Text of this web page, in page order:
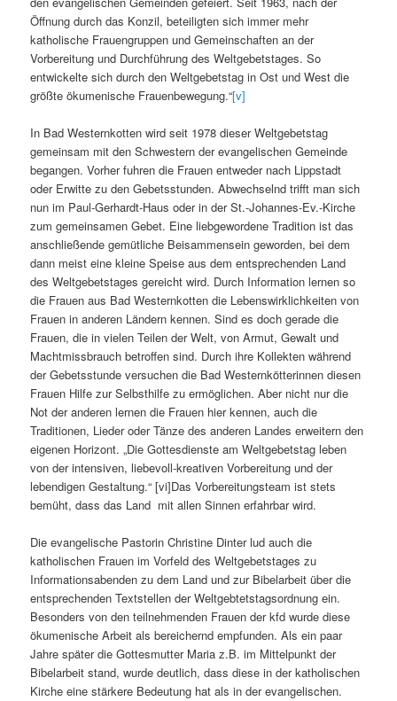
Öffnung durch das Konzil, beteiligten sich immer mehr
katholische Frauengruppen und Gemeinschaften an der
Vorbereitung und Durchführung des Weltgebetstages. So
entwickelte sich durch den Weltgebetstag in Ost und West die
größte ökumenische Frauenbewegung.“[v]
In Bad Westernkotten wird seit 1978 dieser Weltgebetstag
gemeinsam mit den Schwestern der evangelischen Gemeinde
begangen. Vorher fuhren die Frauen entweder nach Lippstadt
oder Erwitte zu den Gebetsstunden. Abwechselnd trifft man sich
nun im Paul-Gerhardt-Haus oder in der St.-Johannes-Ev.-Kirche
zum gemeinsamen Gebet. Eine liebgewordene Tradition ist das
anschließende gemütliche Beisammensein geworden, bei dem
dann meist eine kleine Speise aus dem entsprechenden Land
des Weltgebetstages gereicht wird. Durch Information lernen so
die Frauen aus Bad Westernkotten die Lebenswirklichkeiten von
Frauen in anderen Ländern kennen. Sind es doch gerade die
Frauen, die in vielen Teilen der Welt, von Armut, Gewalt und
Machtmissbrauch betroffen sind. Durch ihre Kollekten während
der Gebetsstunde versuchen die Bad Westernkötterinnen diesen
Frauen Hilfe zur Selbsthilfe zu ermöglichen. Aber nicht nur die
Not der anderen lernen die Frauen hier kennen, auch die
Traditionen, Lieder oder Tänze des anderen Landes erweitern den
eigenen Horizont. „Die Gottesdienste am Weltgebetstag leben
von der intensiven, liebevoll-kreativen Vorbereitung und der
lebendigen Gestaltung.“ [vi]Das Vorbereitungsteam ist stets
bemüht, dass das Land mit allen Sinnen erfahrbar wird.
Die evangelische Pastorin Christine Dinter lud auch die
katholischen Frauen im Vorfeld des Weltgebetstages zu
Informationsabenden zu dem Land und zur Bibelarbeit über die
entsprechenden Textstellen der Weltgebtetstagsordnung ein.
Besonders von den teilnehmenden Frauen der kfd wurde diese
ökumenische Arbeit als bereichernd empfunden. Als ein paar
Jahre später die Gottesmutter Maria z.B. im Mittelpunkt der
Bibelarbeit stand, wurde deutlich, dass diese in der katholischen
Kirche eine stärkere Bedeutung hat als in der evangelischen.